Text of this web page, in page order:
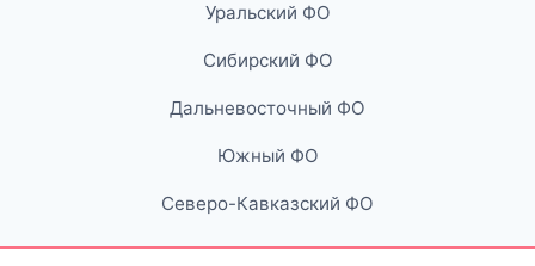
Уральский ФО
Сибирский ФО
Дальневосточный ФО
Южный ФО
Северо-Кавказский ФО